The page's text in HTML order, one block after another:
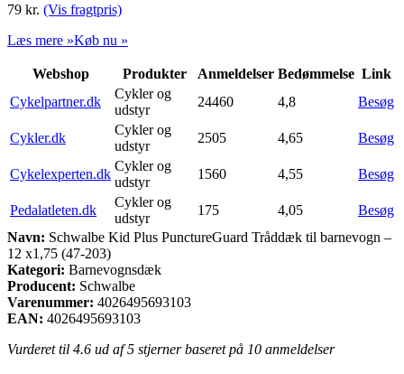
79 kr. (Vis fragtpris)
Læs mere »Køb nu »
Webshop Produkter Anmeldelser Bedømmelse Link
Cykelpartner.dk
Cykler og
udstyr
24460 4,8 Besøg
Cykler.dk
Cykler og
udstyr
2505 4,65 Besøg
Cykelexperten.dk
Cykler og
udstyr
1560 4,55 Besøg
Pedalatleten.dk
Cykler og
udstyr
175 4,05
Besøg
Navn: Schwalbe Kid Plus PunctureGuard Tråddæk til barnevogn –
12 x1,75 (47-203)
Kategori: Barnevognsdæk
Producent: Schwalbe
Varenummer: 4026495693103
EAN: 4026495693103
Vurderet til 4.6 ud af 5 stjerner baseret på 10 anmeldelser